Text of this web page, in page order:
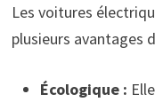
Les voitures
plusieurs avantages
Écologique :